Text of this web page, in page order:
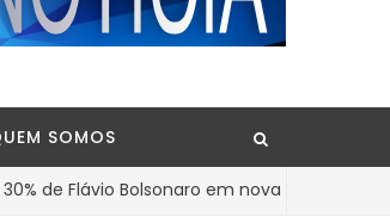
SOMOS
Bolsonaro em nova pesquisa Genial/